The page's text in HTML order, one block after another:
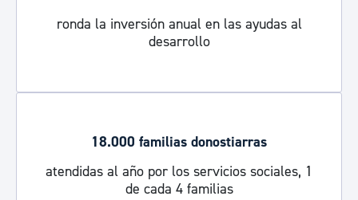
ronda la inversión anual en las ayudas al
desarrollo
18.000 familias donostiarras
atendidas al año por los servicios sociales, 1
de cada 4 familias